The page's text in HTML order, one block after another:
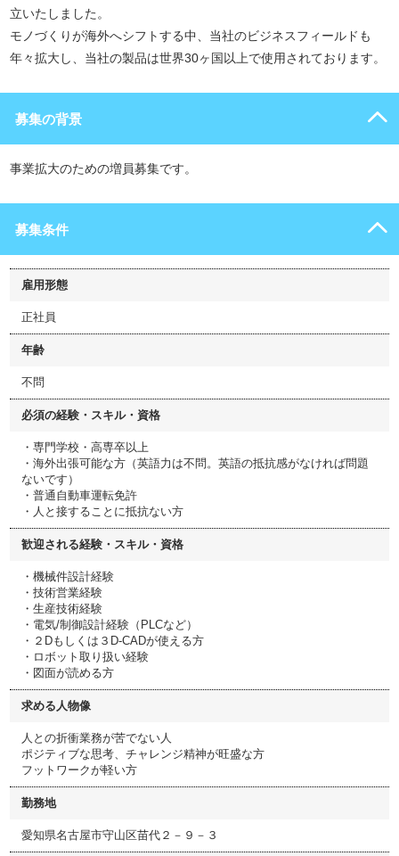
立いたしました。
モノづくりが海外へシフトする中、当社のビジネスフィールドも
年々拡大し、当社の製品は世界30ヶ国以上で使用されております。
募集の背景
事業拡大のための増員募集です。
募集条件
雇用形態
正社員
年齢
不問
必須の経験・スキル・資格
・専門学校・高専卒以上
・海外出張可能な方（英語力は不問。英語の抵抗感がなければ問題
ないです）
・普通自動車運転免許
・人と接することに抵抗ない方
歓迎される経験・スキル・資格
・機械件設計経験
・技術営業経験
・生産技術経験
・電気/制御設計経験（PLCなど）
・２Dもしくは３D-CADが使える方
・ロボット取り扱い経験
・図面が読める方
求める人物像
人との折衝業務が苦でない人
ポジティブな思考、チャレンジ精神が旺盛な方
フットワークが軽い方
勤務地
愛知県名古屋市守山区苗代２－９－３